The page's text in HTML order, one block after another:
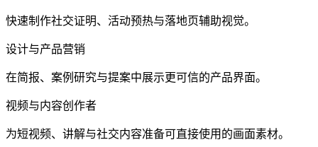
快速制作社交证明、活动预热与落地页辅助视觉。
设计与产品营销
在简报、案例研究与提案中展示更可信的产品界面。
视频与内容创作者
为短视频、讲解与社交内容准备可直接使用的画面素材。